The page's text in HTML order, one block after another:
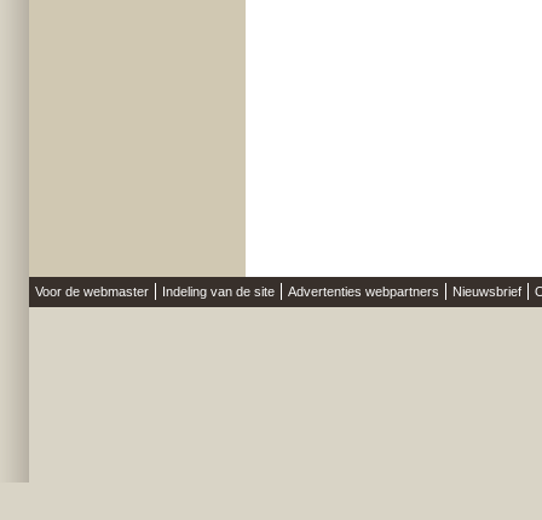
Voor de webmaster Indeling van de site Advertenties webpartners Nieuwsbrief